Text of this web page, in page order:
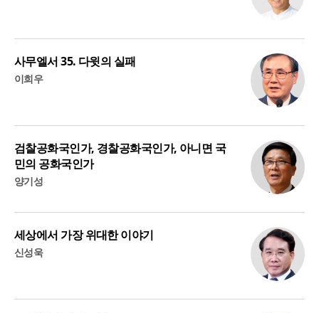
사무엘서 35. 다윗의 실패
이희우
검찰공화국인가, 경찰공화국인가, 아니면 국
민의 공화국인가
양기성
세상에서 가장 위대한 이야기
신성욱